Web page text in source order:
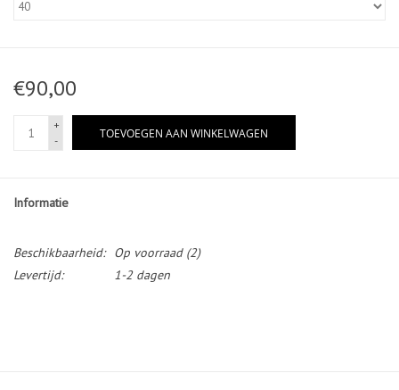
€90,00
+
-
TOEVOEGEN AAN WINKELWAGEN
Informatie
Beschikbaarheid: Op voorraad(2)
Levertijd:
1-2 dagen